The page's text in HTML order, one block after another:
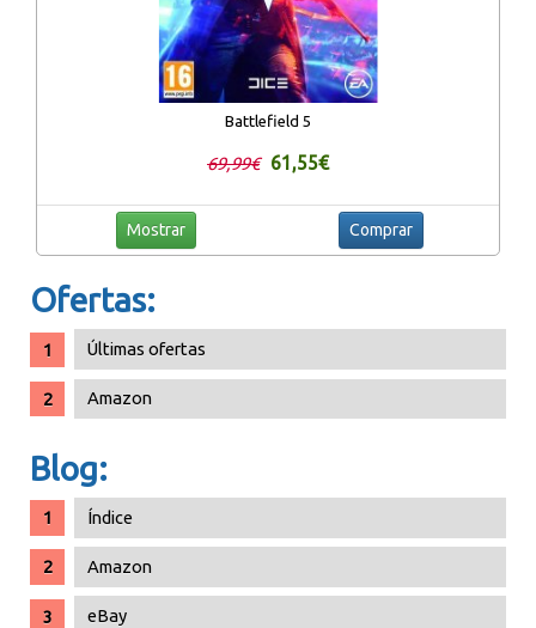
Battlefield 5
69,99€ 61,55€
Mostrar Comprar
Ofertas:
Últimas ofertas
Amazon
Blog:
Índice
Amazon
eBay